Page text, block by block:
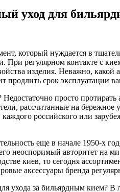
уход для
который нуждается в
При регулярном контакте с
изделия. Неважно, какой
продлить срок эксплуатации
просто
рассчитанные на
каждого российского или
еще в начале 1950-х
неоспоримый авторитет на
киев, то сегодня
аксессуары бренда
ухода за бильярдным кием?